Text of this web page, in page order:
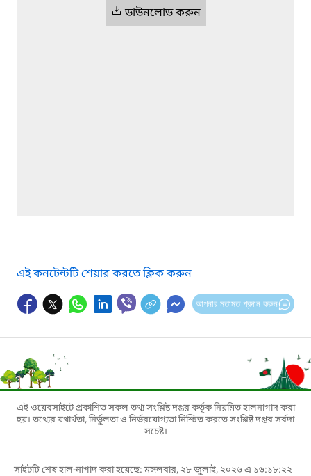
ডাউনলোড করুন
এই কনটেন্টটি শেয়ার করতে ক্লিক করুন
আপনার মতামত প্রদান করুন
এই ওয়েবসাইটে প্রকাশিত সকল তথ্য সংশ্লিষ্ট দপ্তর কর্তৃক নিয়মিত হালনাগাদ করা
হয়। তথ্যের যথার্থতা, নির্ভুলতা ও নির্ভরযোগ্যতা নিশ্চিত করতে সংশ্লিষ্ট দপ্তর সর্বদা
সচেষ্ট।
সাইটটি শেষ হাল-নাগাদ করা হয়েছে: মঙ্গলবার, ২৮ জুলাই, ২০২৬ এ ১৬:১৮:২২